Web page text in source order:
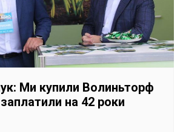
Ми купили Волиньторф
на 42 роки